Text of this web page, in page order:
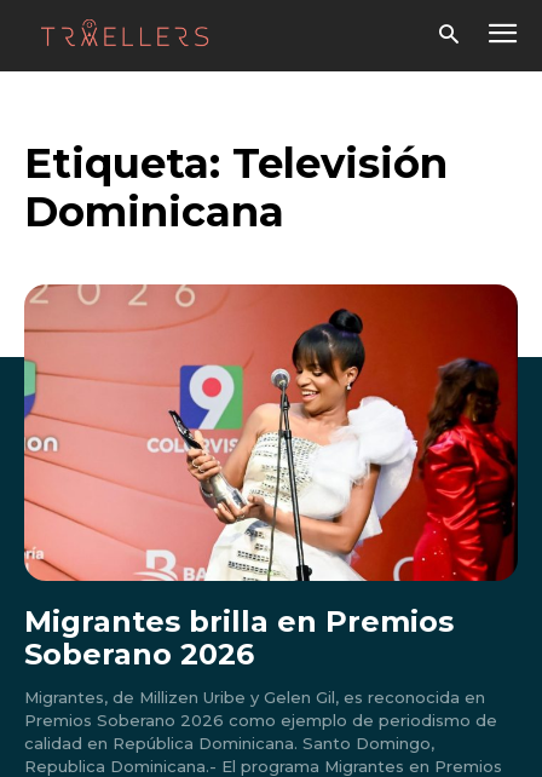
Etiqueta: Televisión
Dominicana
Migrantes brilla en Premios
Soberano 2026
Migrantes, de Millizen Uribe y Gelen Gil, es reconocida en
Premios Soberano 2026 como ejemplo de periodismo de
calidad en República Dominicana. Santo Domingo,
Republica Dominicana.- El programa Migrantes en Premios